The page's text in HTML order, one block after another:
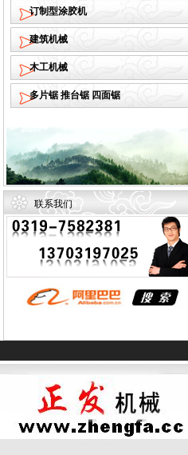
订制型涂胶机
建筑机械
木工机械
多片锯 推台锯 四面锯
联系我们